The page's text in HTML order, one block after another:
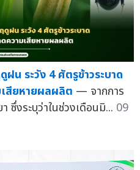
น ระวัง 4 ศัตรูข้าวระบาด
สียหายผลผลิต — จากการ
งระบุว่าในช่วงเดือนมิ... 09